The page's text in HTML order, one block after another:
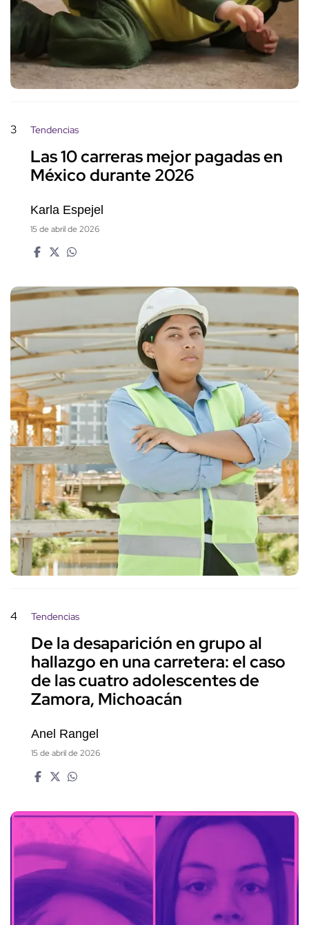
3 Tendencias
Las 10 carreras mejor pagadas en
México durante 2026
Karla Espejel
15 de abril de 2026
4 Tendencias
De la desaparición en grupo al
hallazgo en una carretera: el caso
de las cuatro adolescentes de
Zamora, Michoacán
Anel Rangel
15 de abril de 2026